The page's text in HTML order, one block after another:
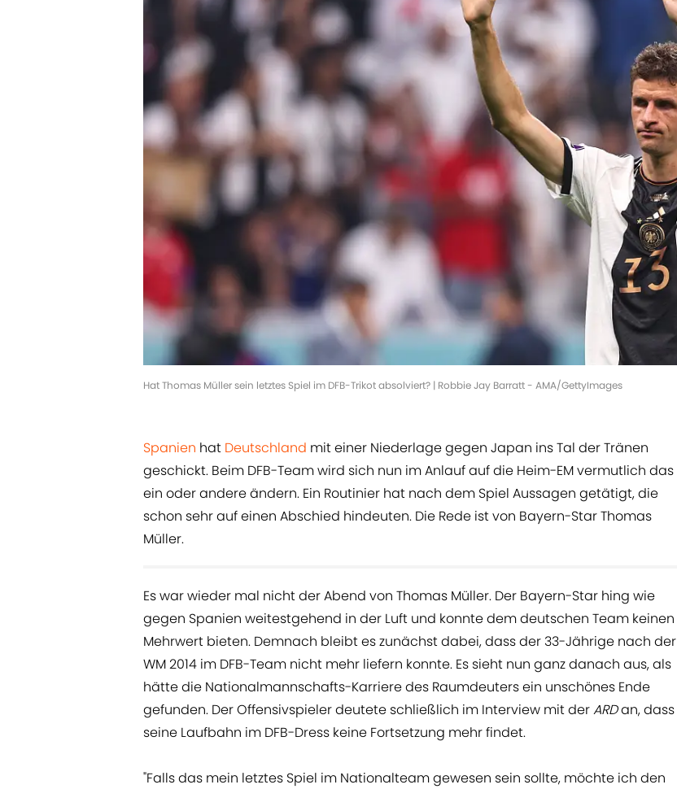
Hat Thomas Müller sein letztes Spiel im DFB-Trikot absolviert? | Robbie Jay Barratt - AMA/GettyImages
Spanien hat Deutschland mit einer Niederlage gegen Japan ins Tal der Tränen
geschickt. Beim DFB-Team wird sich nun im Anlauf auf die Heim-EM vermutlich das
ein oder andere ändern. Ein Routinier hat nach dem Spiel Aussagen getätigt, die
schon sehr auf einen Abschied hindeuten. Die Rede ist von Bayern-Star Thomas
Müller.
Es war wieder mal nicht der Abend von Thomas Müller. Der Bayern-Star hing wie
gegen Spanien weitestgehend in der Luft und konnte dem deutschen Team keinen
Mehrwert bieten. Demnach bleibt es zunächst dabei, dass der 33-Jährige nach der
WM 2014 im DFB-Team nicht mehr liefern konnte. Es sieht nun ganz danach aus, als
hätte die Nationalmannschafts-Karriere des Raumdeuters ein unschönes Ende
gefunden. Der Offensivspieler deutete schließlich im Interview mit derARDan, dass
seine Laufbahn im DFB-Dress keine Fortsetzung mehr findet.
"Falls das mein letztes Spiel im Nationalteam gewesen sein sollte, möchte ich den